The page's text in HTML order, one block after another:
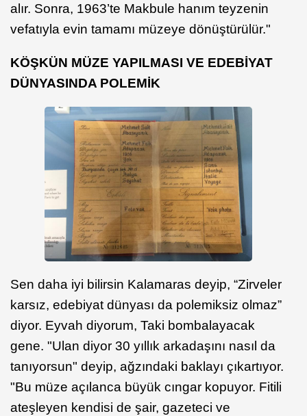
alır. Sonra, 1963’te Makbule hanım teyzenin
vefatıyla evin tamamı müzeye dönüştürülür."
KÖŞKÜN MÜZE YAPILMASI VE EDEBİYAT
DÜNYASINDA POLEMİK
Sen daha iyi bilirsin Kalamaras deyip, “Zirveler
karsız, edebiyat dünyası da polemiksiz olmaz”
diyor. Eyvah diyorum, Taki bombalayacak
gene. "Ulan diyor 30 yıllık arkadaşını nasıl da
tanıyorsun" deyip, ağzındaki baklayı çıkartıyor.
"Bu müze açılanca büyük cıngar kopuyor. Fitili
ateşleyen kendisi de şair, gazeteci ve